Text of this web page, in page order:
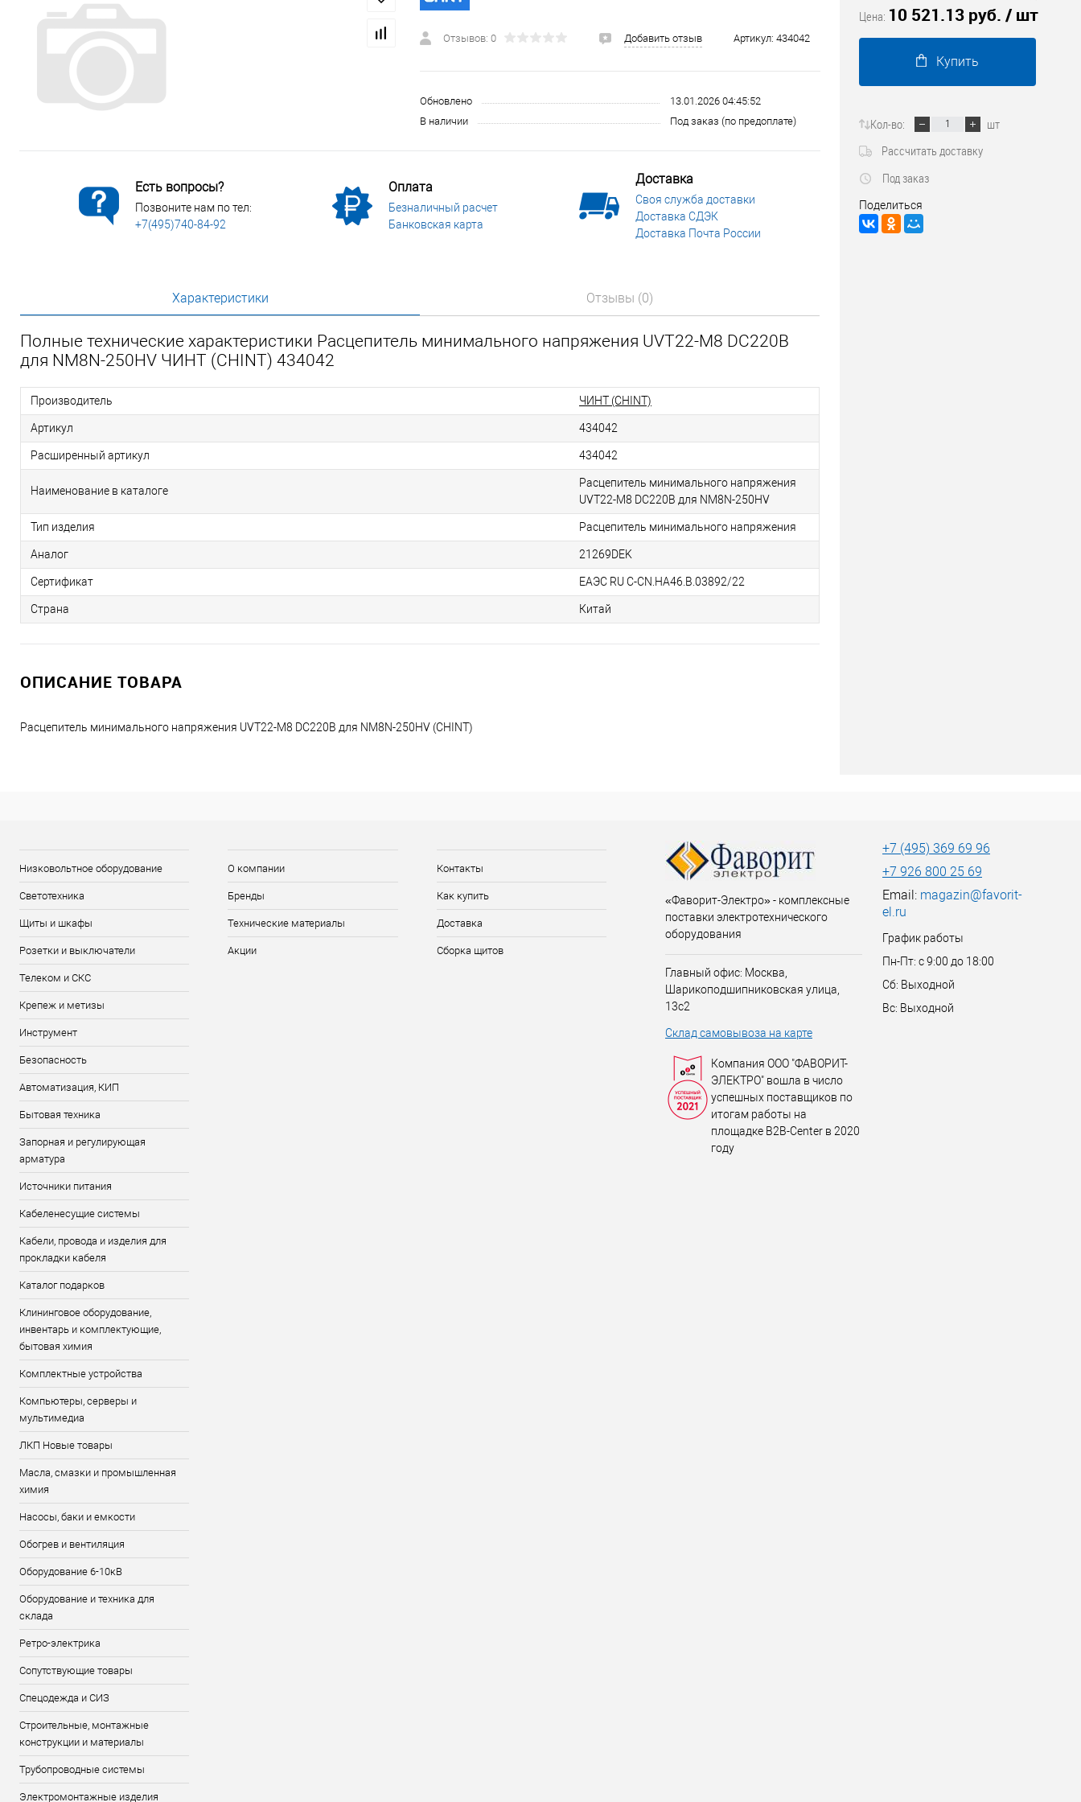
Строительные, монтажные конструкции и материалы Трубопроводные системы
Электромонтажные изделия
Отзывов: 0 Добавить отзыв Артикул: 434042
Обновлено
13.01.2026 04:45:52
В наличии
Под заказ (по предоплате)
Есть вопросы?
Позвоните нам по тел:
+7(495)740-84-92
Оплата
Безналичный расчет
Банковская карта
Доставка
Своя служба доставки
Доставка СДЭК
Доставка Почта России
Характеристики Отзывы (0)
Полные технические характеристики Расцепитель минимального напряжения UVT22-M8 DC220В
для NM8N-250HV ЧИНТ (CHINT) 434042
Производитель ЧИНТ (CHINT)
Артикул 434042
Расширенный артикул 434042
Наименование в каталоге
Расцепитель минимального напряжения
UVT22-M8 DC220В для NM8N-250HV
Тип изделия Расцепитель минимального напряжения
Аналог 21269DEK
Сертификат ЕАЭС RU С-CN.НА46.В.03892/22
Страна Китай
ОПИСАНИЕ ТОВАРА
Расцепитель минимального напряжения UVT22-M8 DC220В для NM8N-250HV (CHINT)
Цена: 10 521.13 руб. / шт
Купить
Кол-во:
шт
Рассчитать доставку
Под заказ
Поделиться
Низковольтное оборудование
Светотехника
Щиты и шкафы
Розетки и выключатели
Телеком и СКС
Крепеж и метизы
Инструмент
Безопасность
Автоматизация, КИП
Бытовая техника
Запорная и регулирующая
арматура
Источники питания
Кабеленесущие системы
Кабели, провода и изделия для
прокладки кабеля
Каталог подарков
Клининговое оборудование,
инвентарь и комплектующие,
бытовая химия
Комплектные устройства
Компьютеры, серверы и
мультимедиа
ЛКП Новые товары
Масла, смазки и промышленная
химия
Насосы, баки и емкости
Обогрев и вентиляция
Оборудование 6-10кВ
Оборудование и техника для
склада
Ретро-электрика
Сопутствующие товары
Спецодежда и СИЗ
Строительные, монтажные
конструкции и материалы
Трубопроводные системы
Электромонтажные изделия
О компании
Бренды
Технические материалы
Акции
Контакты
Как купить
Доставка
Сборка щитов
«Фаворит-Электро» - комплексные
поставки электротехнического
оборудования
Главный офис: Москва,
Шарикоподшипниковская улица,
13с2
Склад самовывоза на карте
Компания ООО "ФАВОРИТ-
ЭЛЕКТРО" вошла в число
успешных поставщиков по
итогам работы на
площадке B2B-Center в 2020
году
+7 (495) 369 69 96
+7 926 800 25 69
Email: magazin@favorit-
el.ru
График работы
Пн-Пт: с 9:00 до 18:00
Сб: Выходной
Вс: Выходной